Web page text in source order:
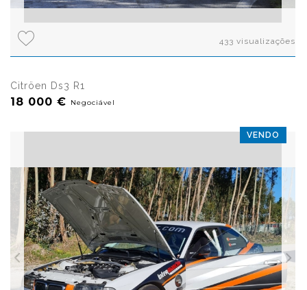
433 visualizações
Citröen Ds3 R1
18 000 € Negociável
VENDO